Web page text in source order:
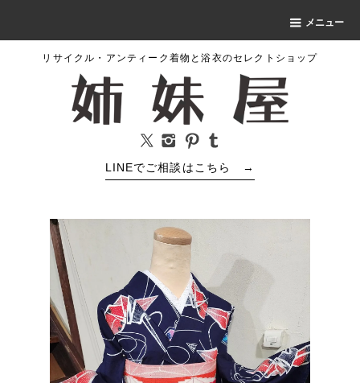
メニュー
リサイクル・アンティーク着物と浴衣のセレクトショップ
LINEでご相談はこちら →